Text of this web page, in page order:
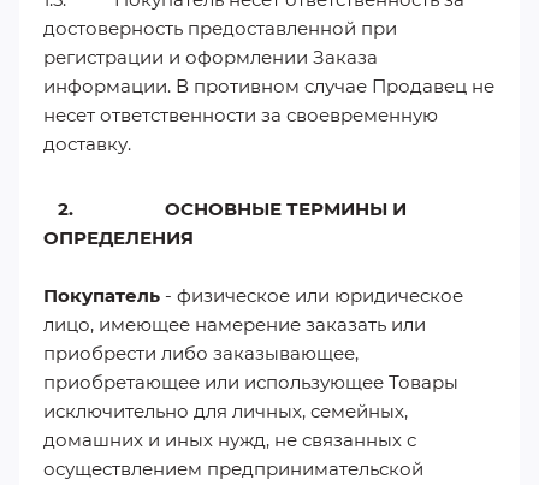
достоверность предоставленной при
регистрации и оформлении Заказа
информации. В противном случае Продавец не
несет ответственности за своевременную
доставку.
2. ОСНОВНЫЕ ТЕРМИНЫ И
ОПРЕДЕЛЕНИЯ
Покупатель - физическое или юридическое
лицо, имеющее намерение заказать или
приобрести либо заказывающее,
приобретающее или использующее Товары
исключительно для личных, семейных,
домашних и иных нужд, не связанных с
осуществлением предпринимательской